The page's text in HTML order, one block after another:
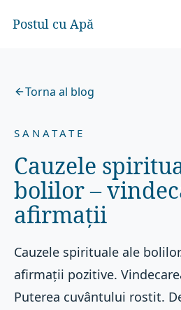
Postul cu Apă
Torna al blog
SANATATE
Cauzele
bolilor –
afirmații
Cauzele spirituale ale
afirmații pozitive.
Puterea cuvântului rostit.